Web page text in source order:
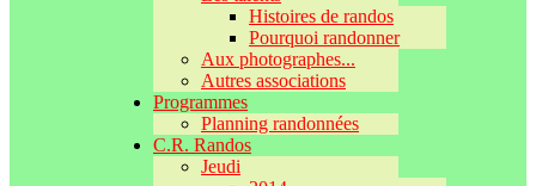
Histoires de randos
Pourquoi randonner
Aux photographes...
Autres associations
Programmes
Planning randonnées
C.R. Randos
Jeudi